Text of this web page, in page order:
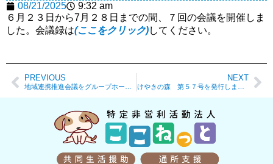
08/21/2025
9:32 am
６月２３日から7月２８日までの間、７回の会議を開催しま
した。会議録は(ここをクリック)してください。
PREVIOUS NEXT